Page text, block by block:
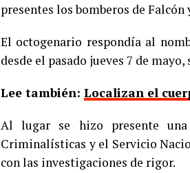
presentes los bomberos de
El octogenario respondía al
desde el pasado jueves 7 de
Lee también: Localizan el
Al lugar se hizo presente una
Criminalísticas y el Servicio
con las investigaciones de rigor.